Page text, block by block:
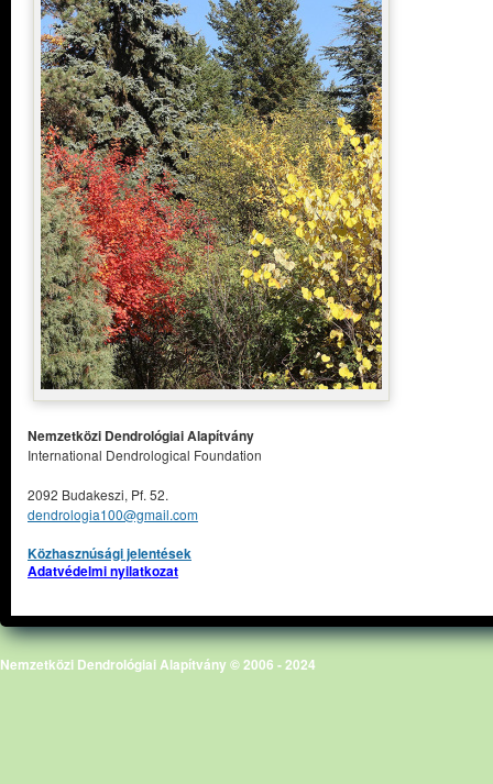
Nemzetközi Dendrológiai Alapítvány
International Dendrological Foundation
2092 Budakeszi, Pf. 52.
dendrologia100@gmail.com
Közhasznúsági jelentések
Adatvédelmi nyilatkozat
Nemzetközi Dendrológiai Alapítvány © 2006 - 2024